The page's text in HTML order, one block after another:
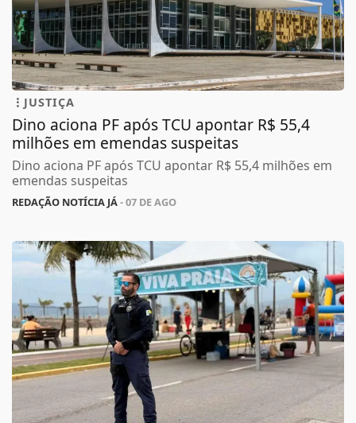
JUSTIÇA
Dino aciona PF após TCU apontar R$ 55,4
milhões em emendas suspeitas
Dino aciona PF após TCU apontar R$ 55,4 milhões em
emendas suspeitas
REDAÇÃO NOTÍCIA JÁ- 07 DE AGO